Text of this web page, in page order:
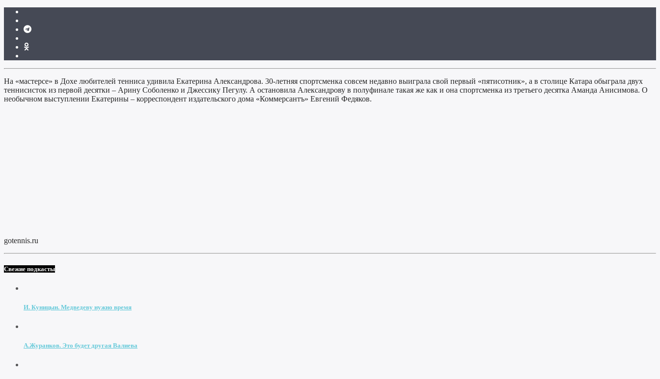
На «мастерсе» в Дохе любителей тенниса удивила Екатерина Александрова. 30-летняя спортсменка совсем недавно выиграла свой первый «пятисотник», а в столице Катара обыграла двух
теннисисток из первой десятки – Арину Соболенко и Джессику Пегулу. А остановила Александрову в полуфинале такая же как и она спортсменка из третьего десятка Аманда Анисимова. О
необычном выступлении Екатерины – корреспондент издательского дома «Коммерсантъ» Евгений Федяков.
gotennis.ru
Свежие подкасты
И. Куницын. Медведеву нужно время
А.Журанков. Это будет другая Валиева